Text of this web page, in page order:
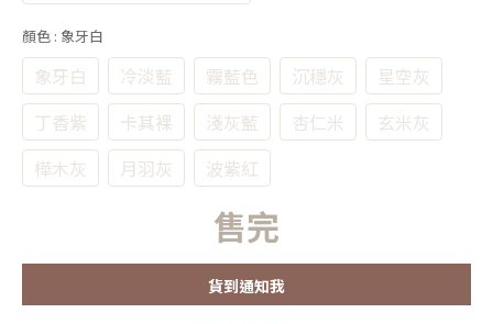
顏色 : 象牙白
象牙白 冷淡藍 霧藍色 沉穩灰
星空灰
丁香紫
卡其裸 淺灰藍 杏仁米
玄米灰
樺木灰
月羽灰 波紫紅
售完
貨到通知我